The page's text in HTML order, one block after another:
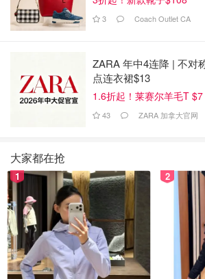
从 410 号出口驶往 Brock Street S。
靠左继续沿 Baldwin Street S/Hwy
在 Reach 街右转。
由于活动周边停车位有限，建议参与者
Emmanuel 社区教堂。教堂和活动现场
至下午 5:00 提供班车服务。所有违规停
府酌情标记或拖走。
第 20 届密西沙加龙舟节
这是 密西沙加龙舟节的 20 周年纪念
3 Coach Outlet CA
ZARA 年中4连降 | 不对
点连衣裙$13
1.6折起！莱赛尔羊毛T $7
43 ZARA 加拿大官网
大家都在抢
1 2